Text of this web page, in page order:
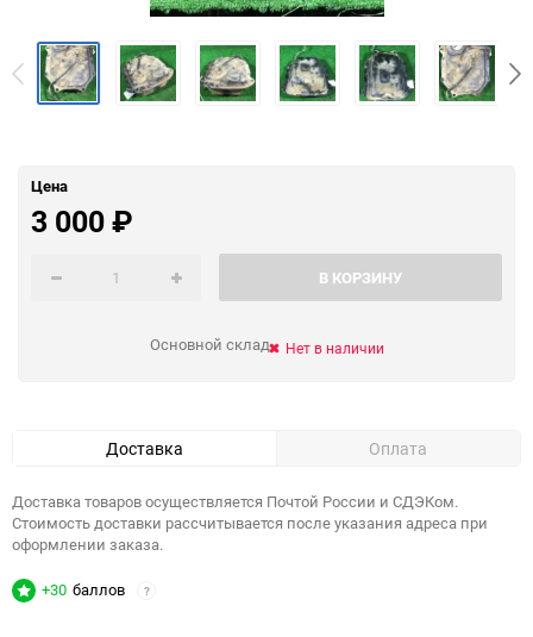
Цена
3 000₽
В КОРЗИНУ
Основной склад Нет в наличии
Доставка Оплата
Доставка товаров осуществляется Почтой России и СДЭКом.
Стоимость доставки рассчитывается после указания адреса при
оформлении заказа.
+30 баллов ?